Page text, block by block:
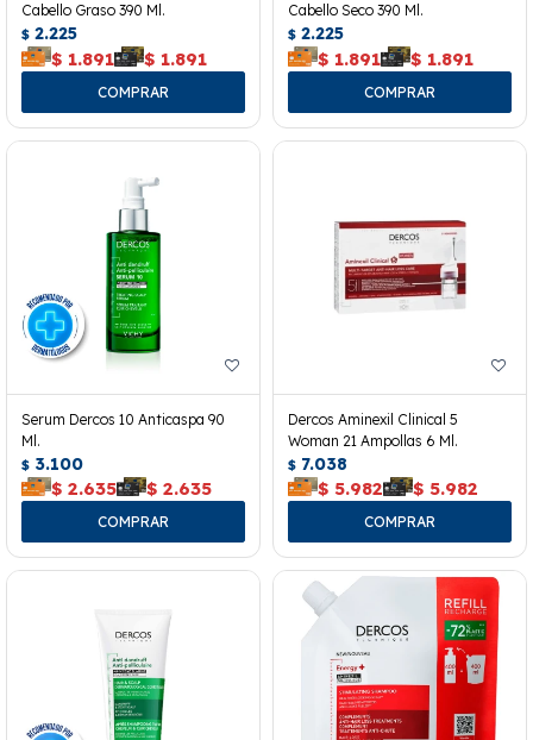
Cabello Graso 390 Ml.
$ 2.225
$ 1.891 $ 1.891
Cabello Seco 390 Ml.
$ 2.225
$ 1.891 $ 1.891
Serum Dercos 10 Anticaspa 90
Ml.
$ 3.100
$ 2.635 $ 2.635
Dercos Aminexil Clinical 5
Woman 21 Ampollas 6 Ml.
$ 7.038
$ 5.982 $ 5.982